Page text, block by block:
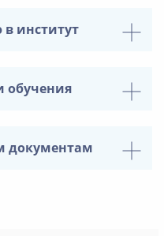
институт
обучения
документам